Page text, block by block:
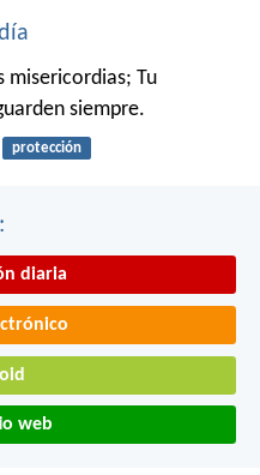
misericordias; Tu
siempre.
protección
diaria
web